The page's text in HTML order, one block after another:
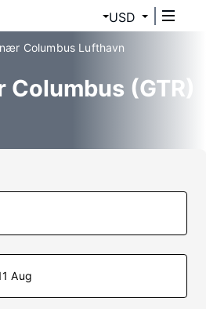
USD
Columbus Lufthavn
(GTR)
Aug